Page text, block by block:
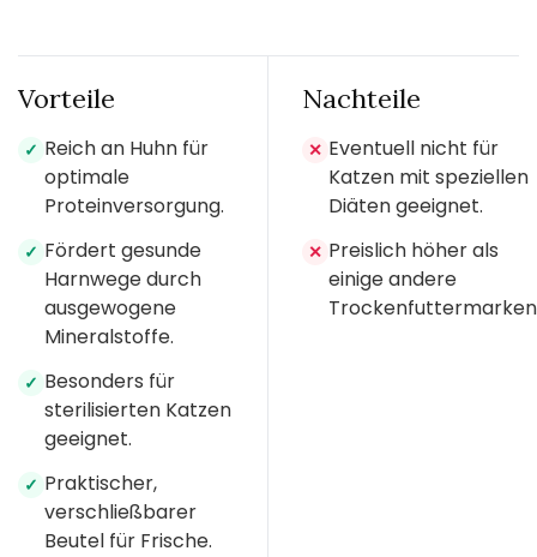
Vorteile
✓ Reich an Huhn für
optimale
Proteinversorgung.
✓ Fördert gesunde
Harnwege durch
ausgewogene
Mineralstoffe.
✓ Besonders für
sterilisierten Katzen
geeignet.
✓ Praktischer,
verschließbarer
Beutel für Frische.
Nachteile
✕ Eventuell nicht für
Katzen mit speziellen
Diäten geeignet.
✕ Preislich höher als
einige andere